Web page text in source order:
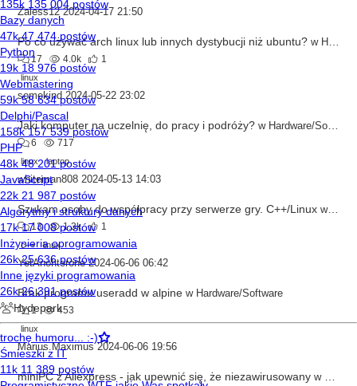
Zaless12 2024-04-17 21:50
Po co używać arch linux lub innych dystybucji niż ubuntu? w Hardware/Software
17 4.0k
1
linux
somekind 2024-05-22 23:02
Jaki komputer na uczelnię, do pracy i podróży? w Hardware/Software
6
717
linux
laptop
whiteman808 2024-05-13 14:03
Szukam osoby do współpracy przy serwerze gry. C++/Linux w
13 1.3k
1
c++
linux
YetAnohterone 2024-06-06 06:42
Brak programu useradd w alpine w Hardware/Software
1
453
linux
Marius.Maximus 2024-06-06 19:56
miniPC z Aliexpress - jak upewnić się, że niezawirusowany w